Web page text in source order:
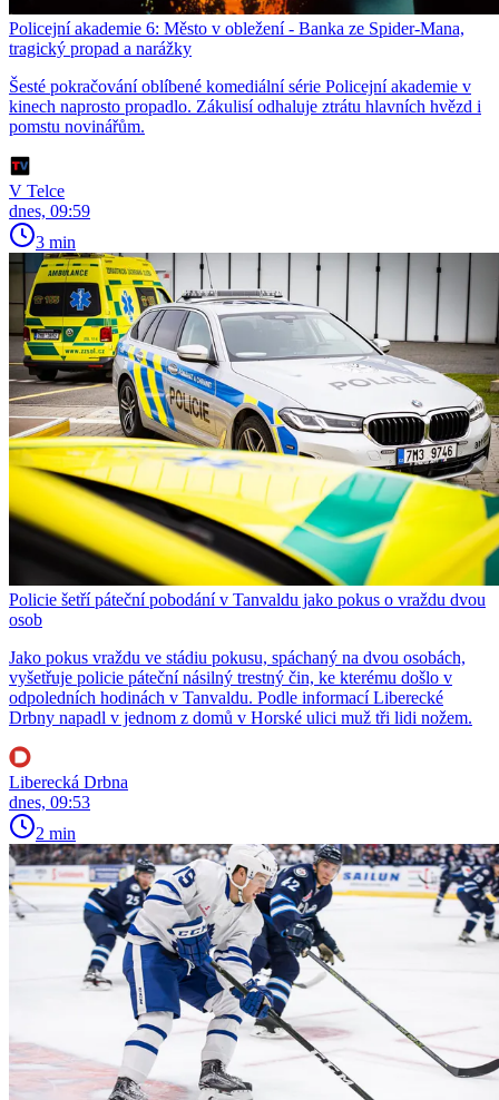
Policejní akademie 6: Město v obležení - Banka ze Spider-Mana,
tragický propad a narážky
Šesté pokračování oblíbené komediální série Policejní akademie v
kinech naprosto propadlo. Zákulisí odhaluje ztrátu hlavních hvězd i
pomstu novinářům.
V Telce
dnes, 09:59
3 min
Policie šetří páteční pobodání v Tanvaldu jako pokus o vraždu dvou
osob
Jako pokus vraždu ve stádiu pokusu, spáchaný na dvou osobách,
vyšetřuje policie páteční násilný trestný čin, ke kterému došlo v
odpoledních hodinách v Tanvaldu. Podle informací Liberecké
Drbny napadl v jednom z domů v Horské ulici muž tři lidi nožem.
Liberecká Drbna
dnes, 09:53
2 min